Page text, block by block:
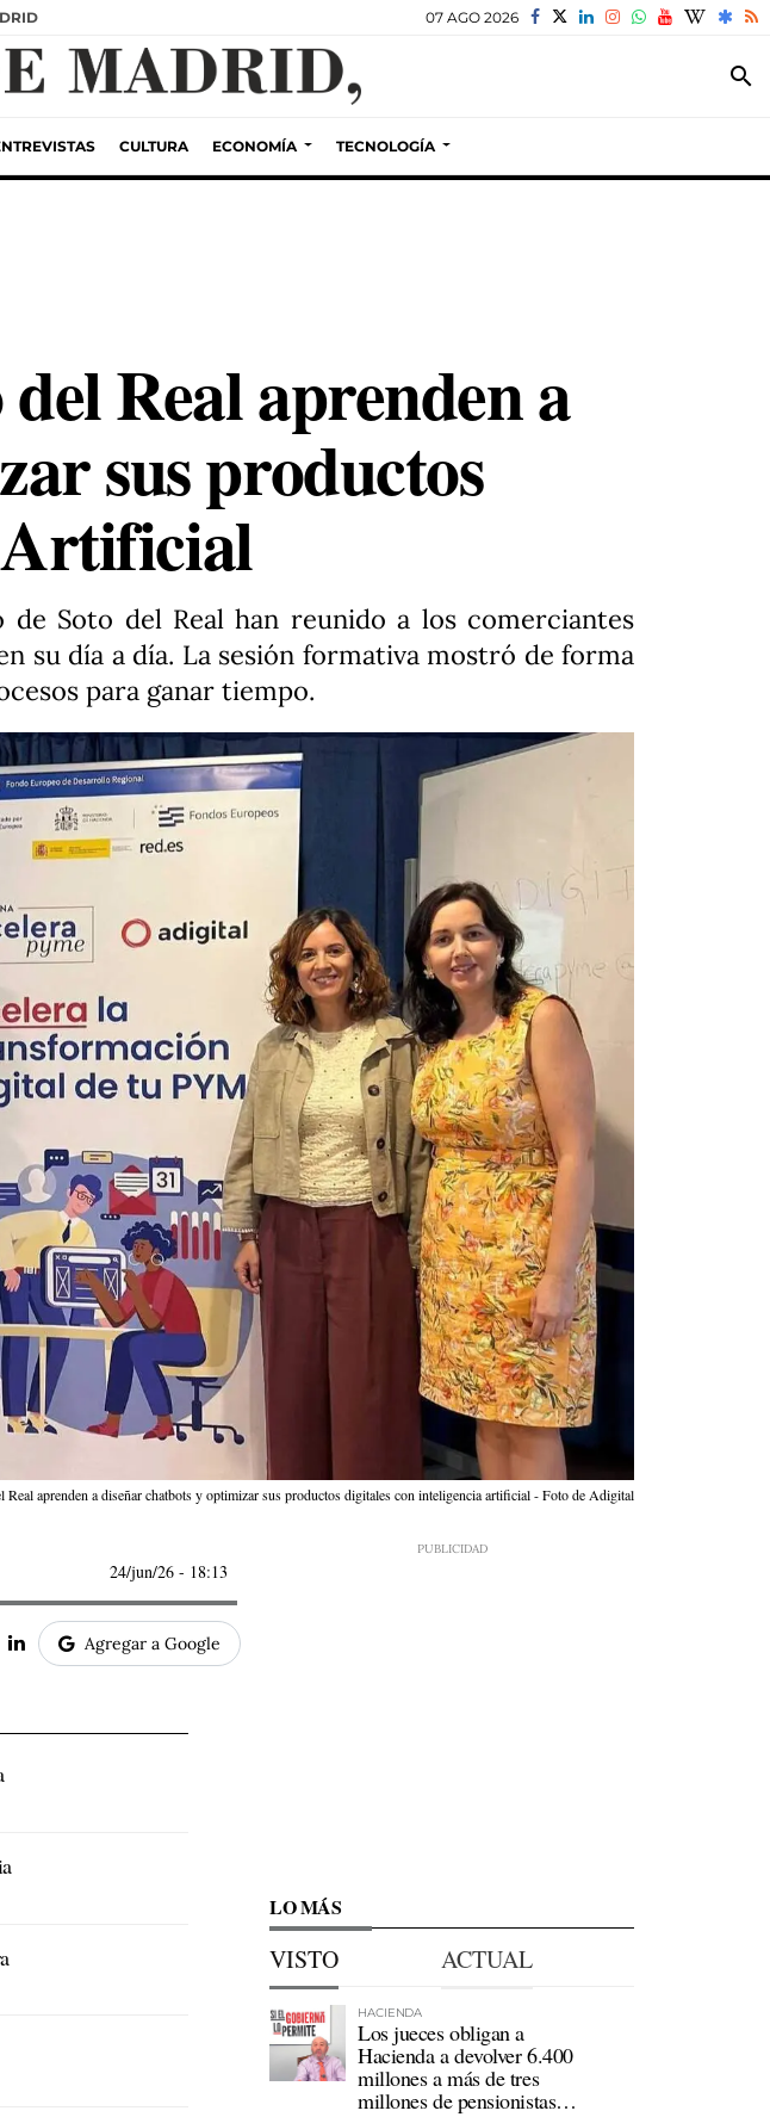
07 AGO 2026
search
CULTURA ECONOMÍA TECNOLOGÍA
Real aprenden a
sus productos
Artificial
Soto del Real han reunido a los comerciantes
su día a día. La sesión formativa mostró de forma
para ganar tiempo.
Real aprenden a diseñar chatbots y optimizar sus productos digitales con inteligencia artificial - Foto de Adigital
24/jun/26 - 18:13
Agregar a Google
LO MÁS
VISTO ACTUAL
HACIENDA
Los jueces obligan a
Hacienda a devolver 6.400
millones a más de tres
millones de pensionistas